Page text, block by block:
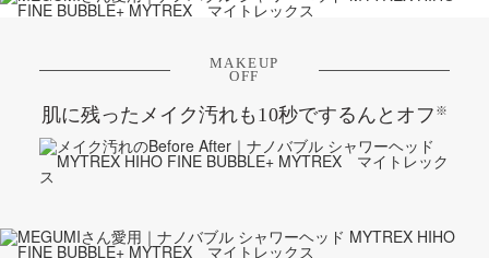
MAKEUP
OFF
肌に残ったメイク汚れも10秒でするんとオフ ※